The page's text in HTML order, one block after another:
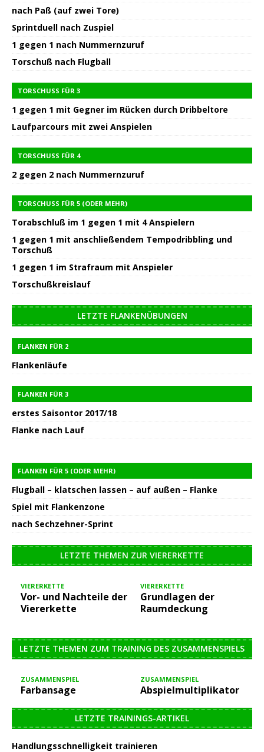
nach Paß (auf zwei Tore)
Sprintduell nach Zuspiel
1 gegen 1 nach Nummernzuruf
Torschuß nach Flugball
TORSCHUSS FÜR 3
1 gegen 1 mit Gegner im Rücken durch Dribbeltore
Laufparcours mit zwei Anspielen
TORSCHUSS FÜR 4
2 gegen 2 nach Nummernzuruf
TORSCHUSS FÜR 5 (ODER MEHR)
Torabschluß im 1 gegen 1 mit 4 Anspielern
1 gegen 1 mit anschließendem Tempodribbling und
Torschuß
1 gegen 1 im Strafraum mit Anspieler
Torschußkreislauf
LETZTE FLANKENÜBUNGEN
FLANKEN FÜR 2
Flankenläufe
FLANKEN FÜR 3
erstes Saisontor 2017/18
Flanke nach Lauf
FLANKEN FÜR 5 (ODER MEHR)
Flugball – klatschen lassen – auf außen – Flanke
Spiel mit Flankenzone
nach Sechzehner-Sprint
LETZTE THEMEN ZUR VIERERKETTE
VIERERKETTE
Vor- und Nachteile der
Viererkette
VIERERKETTE
Grundlagen der
Raumdeckung
LETZTE THEMEN ZUM TRAINING DES ZUSAMMENSPIELS
ZUSAMMENSPIEL
Farbansage
ZUSAMMENSPIEL
Abspielmultiplikator
LETZTE TRAININGS-ARTIKEL
Handlungsschnelligkeit trainieren